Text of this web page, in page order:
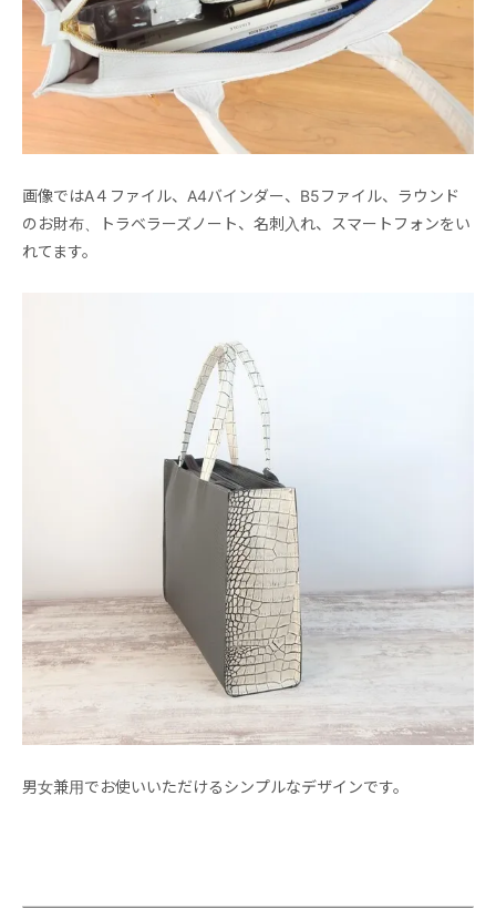
画像ではA４ファイル、A4バインダー、B5ファイル、ラウンド
のお財布、トラベラーズノート、名刺入れ、スマートフォンをい
れてます。
男女兼用でお使いいただけるシンプルなデザインです。